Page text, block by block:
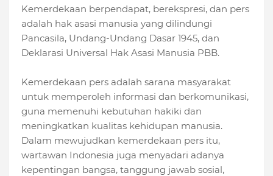
Kemerdekaan berpendapat, berekspresi, dan pers
adalah hak asasi manusia yang dilindungi
Pancasila, Undang-Undang Dasar 1945, dan
Deklarasi Universal Hak Asasi Manusia PBB.
Kemerdekaan pers adalah sarana masyarakat
untuk memperoleh informasi dan berkomunikasi,
guna memenuhi kebutuhan hakiki dan
meningkatkan kualitas kehidupan manusia.
Dalam mewujudkan kemerdekaan pers itu,
wartawan Indonesia juga menyadari adanya
kepentingan bangsa, tanggung jawab sosial,